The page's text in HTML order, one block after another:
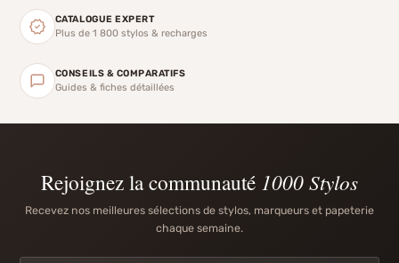
CATALOGUE EXPERT
Plus de 1 800 stylos & recharges
CONSEILS & COMPARATIFS
Guides & fiches détaillées
Rejoignez la communauté 1000 Stylos
Recevez nos meilleures sélections de stylos, marqueurs et papeterie
chaque semaine.